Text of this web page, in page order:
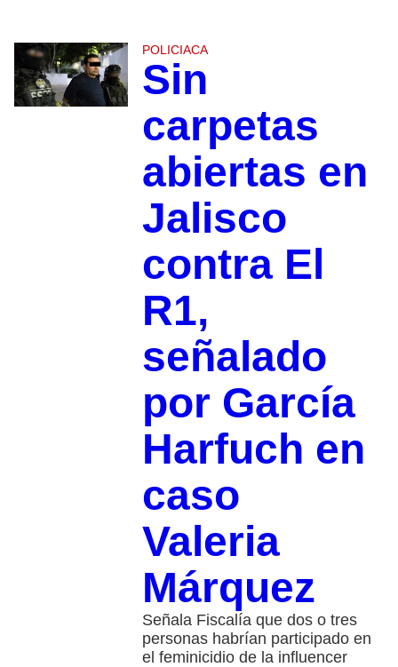
POLICIACA
Sin
carpetas
abiertas en
Jalisco
contra El
R1,
señalado
por García
Harfuch en
caso
Valeria
Márquez
Señala Fiscalía que dos o tres
personas habrían participado en
el feminicidio de la influencer